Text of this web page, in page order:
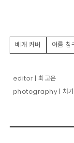
베개 커버 여름 침
editor | 최고은
photography | 차